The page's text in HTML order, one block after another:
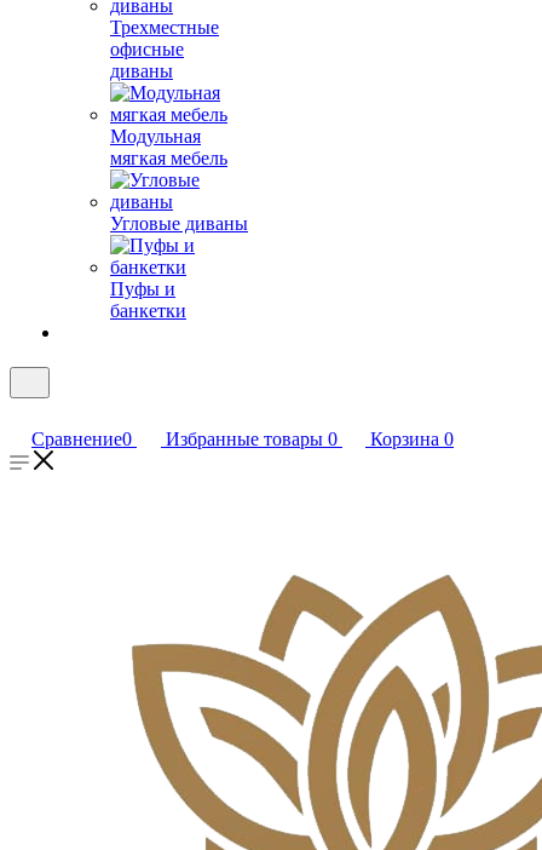
Трехместные
офисные
диваны
Модульная
мягкая мебель
Угловые диваны
Пуфы и
банкетки
Сравнение0 Избранные товары 0 Корзина 0